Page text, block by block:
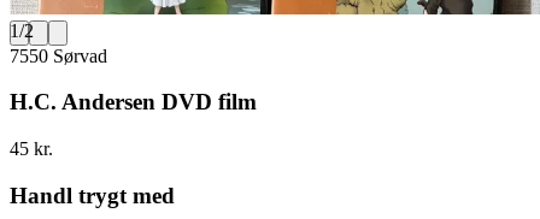
1/2
7550 Sørvad
H.C. Andersen DVD film
45 kr.
Handl trygt med